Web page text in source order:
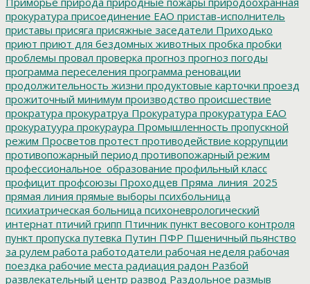
прокуратура присоединение ЕАО пристав-исполнитель
приставы присяга присяжные заседатели Приходько
приют приют для бездомных животных пробка пробки
проблемы провал проверка прогноз прогноз погоды
программа переселения программа реновации
продолжительность жизни продуктовые карточки проезд
прожиточный минимум производство происшествие
прократура прокуратруа Прокуратура прокуратура ЕАО
прокуратуура прокураура Промышленность пропускной
режим Просветов протест противодействие коррупции
противопожарный период противопожарный режим
профессиональное_образование профильный класс
профицит профсоюзы Проходцев Пряма_линия_2025
прямая линия прямые выборы психбольница
психиатрическая больница психоневрологический
интернат птичий грипп Птичник пункт весового контроля
пункт пропуска путевка Путин ПФР Пшеничный пьянство
за рулем работа работодатели рабочая неделя рабочая
поездка рабочие места радиация радон Разбой
развлекательный центр развод Раздольное размыв